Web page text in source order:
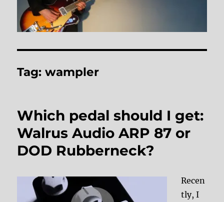
Tag:wampler
Which pedal should I get:
Walrus Audio ARP 87 or
DOD Rubberneck?
Recen
tly, I